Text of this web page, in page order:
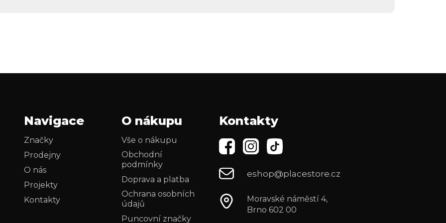
Navigace
Značky
Prodejny
O nás
Projekty
Kontakty
O nákupu
Vše o nákupu
Obchodní
podmínky
Doprava a platba
Ochrana osobních
údajů
Puncovní značky
Kontakty
eshop@placestore.cz
Moravské náměstí 4,
Brno 602 00